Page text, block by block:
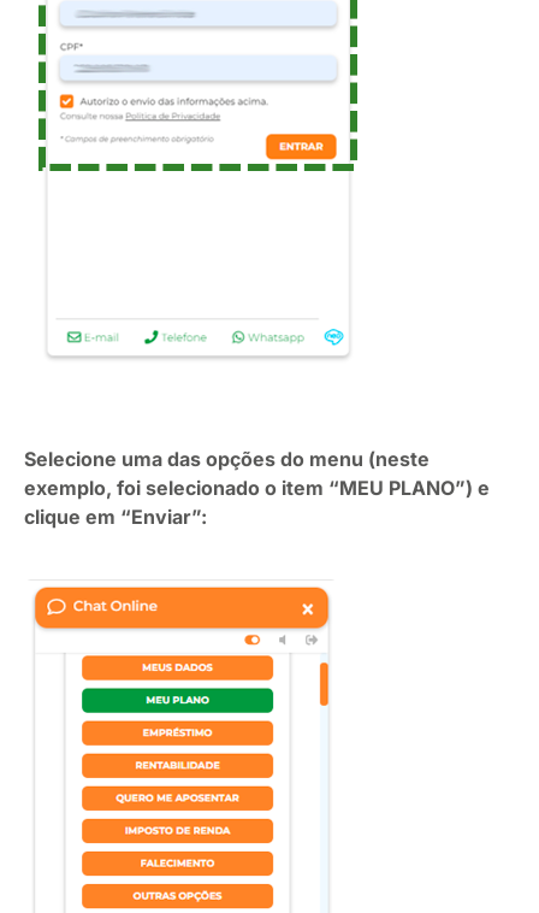
Selecione uma das opções do menu (neste
exemplo, foi selecionado o item “MEU PLANO”) e
clique em “Enviar”: